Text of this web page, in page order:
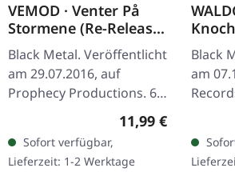
VEMOD · Venter På
Stormene (Re-Release)
| DIGIPAK CD
Black Metal. Veröffentlicht
am 29.07.2016, auf
Prophecy Productions. 6-
teilige Digipak, 16-seitiges
Booklet auf Norwegisch,
Englisch, Deutsch,
Album…
Regulärer Preis:
11,99 €
Sofort verfügbar,
Lieferzeit: 1-2 Werktage
Black
am